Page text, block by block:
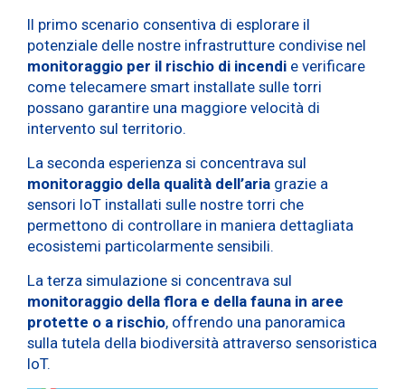
Il primo scenario consentiva di esplorare il
potenziale delle nostre infrastrutture condivise nel
monitoraggio per il rischio di incendi e verificare
come telecamere smart installate sulle torri
possano garantire una maggiore velocità di
intervento sul territorio.
La seconda esperienza si concentrava sul
monitoraggio della qualità dell’aria grazie a
sensori IoT installati sulle nostre torri che
permettono di controllare in maniera dettagliata
ecosistemi particolarmente sensibili.
La terza simulazione si concentrava sul
monitoraggio della flora e della fauna in aree
protette o a rischio, offrendo una panoramica
sulla tutela della biodiversità attraverso sensoristica
IoT.